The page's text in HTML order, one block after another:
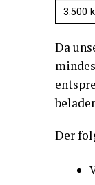
3.500
Da
Der